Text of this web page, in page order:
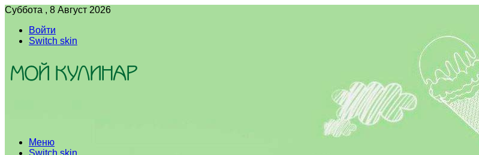
Суббота , 8 Август 2026
Войти
Switch skin
Меню
Switch skin